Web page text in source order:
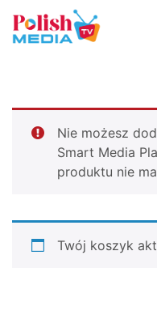
Nie możesz
Smart Media
produktu nie
Twój koszyk